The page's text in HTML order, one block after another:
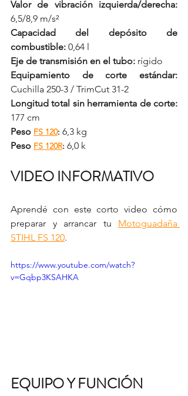
Valor de vibración izquierda/derecha:
6,5/8,9 m/s²
Capacidad del depósito de
combustible: 0,64 l
Eje de transmisión en el tubo: rígido
Equipamiento de corte estándar:
Cuchilla 250-3 / TrimCut 31-2
Longitud total sin herramienta de corte:
177 cm
Peso FS 120: 6,3 kg
Peso FS 120R: 6,0 k
VIDEO INFORMATIVO
Aprendé con este corto video cómo
preparar y arrancar tu Motoguadaña
STIHL FS 120.
https://www.youtube.com/watch?
v=Gqbp3KSAHKA
EQUIPO Y FUNCIÓN